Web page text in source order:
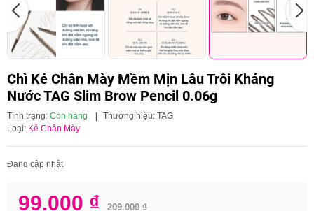
Chì Kẻ Chân Mày Mềm Mịn Lâu Trôi Kháng
Nước TAG Slim Brow Pencil 0.06g
Tình trạng: Còn hàng | Thương hiệu: TAG
Loại: Kẻ Chân Mày
Đang cập nhật
99.000 ₫ 209.000 ₫